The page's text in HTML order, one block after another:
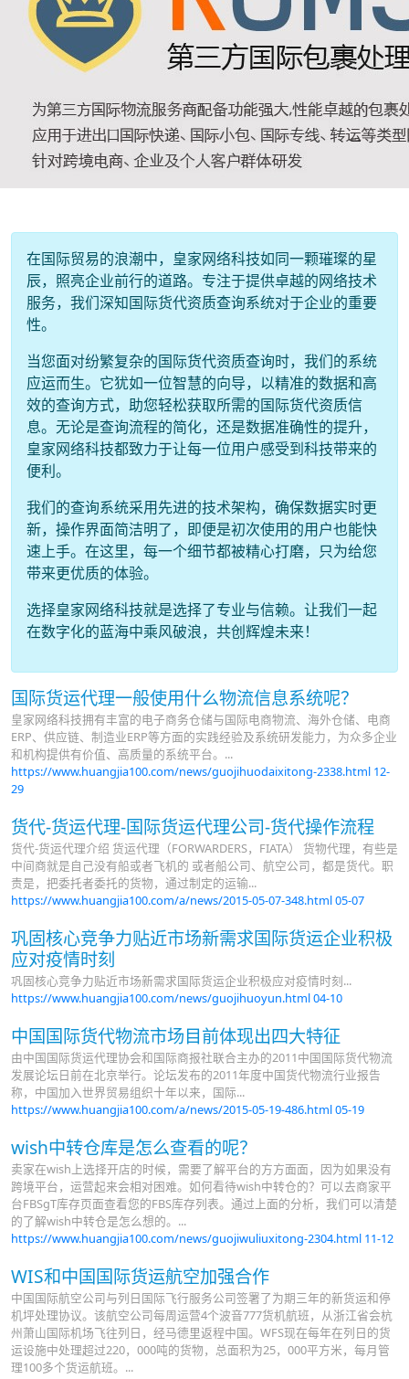
在国际贸易的浪潮中，皇家网络科技如同一颗璀璨的星
辰，照亮企业前行的道路。专注于提供卓越的网络技术
服务，我们深知国际货代资质查询系统对于企业的重要
性。
当您面对纷繁复杂的国际货代资质查询时，我们的系统
应运而生。它犹如一位智慧的向导，以精准的数据和高
效的查询方式，助您轻松获取所需的国际货代资质信
息。无论是查询流程的简化，还是数据准确性的提升，
皇家网络科技都致力于让每一位用户感受到科技带来的
便利。
我们的查询系统采用先进的技术架构，确保数据实时更
新，操作界面简洁明了，即便是初次使用的用户也能快
速上手。在这里，每一个细节都被精心打磨，只为给您
带来更优质的体验。
选择皇家网络科技就是选择了专业与信赖。让我们一起
在数字化的蓝海中乘风破浪，共创辉煌未来！
国际货运代理一般使用什么物流信息系统呢？
皇家网络科技拥有丰富的电子商务仓储与国际电商物流、海外仓储、电商
ERP、供应链、制造业ERP等方面的实践经验及系统研发能力，为众多企业
和机构提供有价值、高质量的系统平台。...
https://www.huangjia100.com/news/guojihuodaixitong-2338.html 12-
29
货代-货运代理-国际货运代理公司-货代操作流程
货代-货运代理介绍 货运代理（FORWARDERS，FIATA） 货物代理，有些是
中间商就是自己没有船或者飞机的 或者船公司、航空公司，都是货代。职
责是，把委托者委托的货物，通过制定的运输...
https://www.huangjia100.com/a/news/2015-05-07-348.html05-07
巩固核心竞争力贴近市场新需求国际货运企业积极
应对疫情时刻
巩固核心竞争力贴近市场新需求国际货运企业积极应对疫情时刻...
https://www.huangjia100.com/news/guojihuoyun.html04-10
中国国际货代物流市场目前体现出四大特征
由中国国际货运代理协会和国际商报社联合主办的2011中国国际货代物流
发展论坛日前在北京举行。论坛发布的2011年度中国货代物流行业报告
称，中国加入世界贸易组织十年以来，国际...
https://www.huangjia100.com/a/news/2015-05-19-486.html05-19
wish中转仓库是怎么查看的呢？
卖家在wish上选择开店的时候，需要了解平台的方方面面，因为如果没有
跨境平台，运营起来会相对困难。如何看待wish中转仓的？可以去商家平
台FBSgT库存页面查看您的FBS库存列表。通过上面的分析，我们可以清楚
的了解wish中转仓是怎么想的。...
https://www.huangjia100.com/news/guojiwuliuxitong-2304.html 11-12
WIS和中国国际货运航空加强合作
中国国际航空公司与列日国际飞行服务公司签署了为期三年的新货运和停
机坪处理协议。该航空公司每周运营4个波音777货机航班，从浙江省会杭
州萧山国际机场飞往列日，经马德里返程中国。WFS现在每年在列日的货
运设施中处理超过220，000吨的货物，总面积为25，000平方米，每月管
理100多个货运航班。...